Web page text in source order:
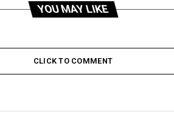
YOU MAY LIKE
CLICK TO COMMENT